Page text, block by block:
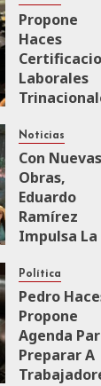
Maya De
Carga
JULIO 18, 2026
0
155
Propone
Haces
Laborales
A México
Nueva
Economía
AGOSTO 5,
0
38
Noticias
Con Nuevas
Obras,
Eduardo
Ramírez
Impulsa La
Integral Del
ZooMAT
JULIO 28,
0
110
Política
Pedro
Propone
Agenda
Preparar A